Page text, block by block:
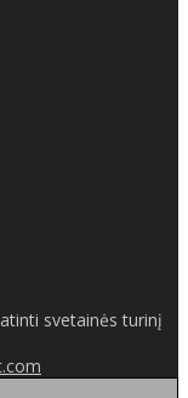
svetainės turinį